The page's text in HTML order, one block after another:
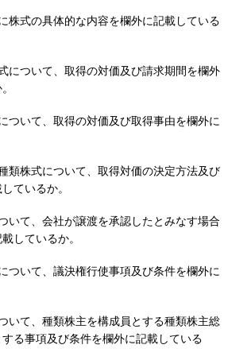
株式の具体的な内容を欄外に記載している
について、取得の対価及び請求期間を欄外
ついて、取得の対価及び取得事由を欄外に
類株式について、取得対価の決定方法及び
ているか。
いて、会社が譲渡を承認したとみなす場合
しているか。
ついて、議決権行使事項及び条件を欄外に
いて、種類株主を構成員とする種類株主総
る事項及び条件を欄外に記載している